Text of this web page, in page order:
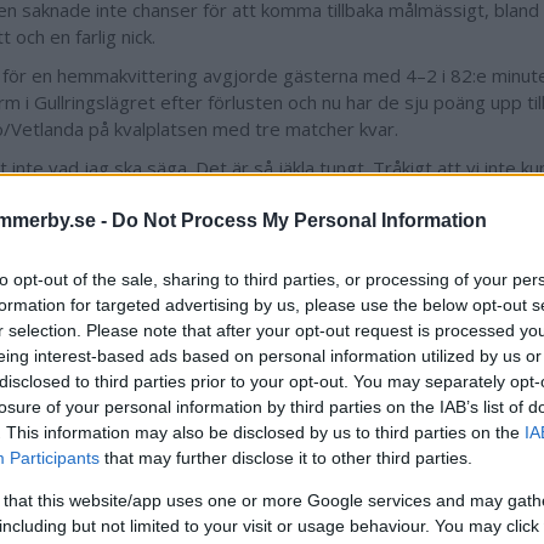
- Do Not Process My Personal Information
opt-out of the sale, sharing to third parties, or processing of your
for targeted advertising by us, please use the below opt-out
selection. Please note that after your opt-out request is processed
interest-based ads based on personal information utilized by us
to third parties prior to your opt-out. You may separately
of your personal information by third parties on the IAB’s list of
This information may also be disclosed by us to third parties on the
Participants that may further disclose it to other third parties.
that this website/app uses one or more Google services and may
but not limited to your visit or usage behaviour. You may
saknade inte chanser för att komma tillbaka målmässigt,
och en farlig nick.
en hemmakvittering avgjorde gästerna med 4–2 i 82:e
i Gullringslägret efter förlusten och nu har de sju poäng upp till
Vetlanda på kvalplatsen med tre matcher kvar.
inte vad jag ska säga. Det är så jäkla tungt. Tråkigt att vi inte
Alexander Swartz, som satt kvar på Gullemons gräsmatta
"Finns en liten chans"
ett större mirakel för att Gullringen ska kunna nå kvalplatsen.
med.
en liten chans. Vi har själva satt oss i den här sitsen. Vi har
mot Tenhult och Aneby. Det är matcher som vi ska vinna
andra halvlek här.
så oerhört besviken över att vi tappar ledningen som vi har när vi